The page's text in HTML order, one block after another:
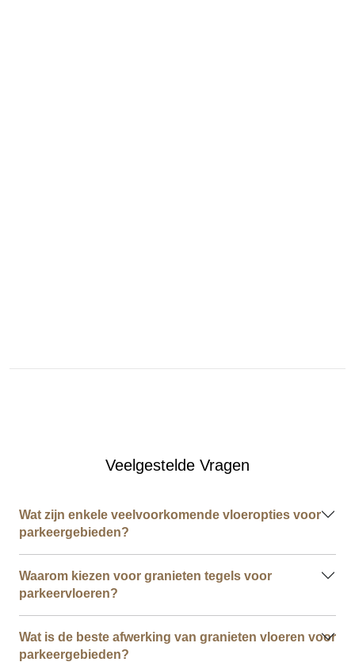
Veelgestelde Vragen
Wat zijn enkele veelvoorkomende vloeropties voor
parkeergebieden?
Waarom kiezen voor granieten tegels voor
parkeervloeren?
Wat is de beste afwerking van granieten vloeren voor
parkeergebieden?